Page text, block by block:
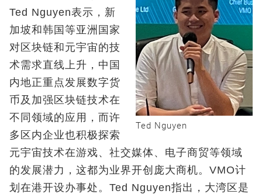
Ted Nguyen
Ted Nguyen表示，新
加坡和韩国等亚洲国家
对区块链和元宇宙的技
术需求直线上升，中国
内地正重点发展数字货
币及加强区块链技术在
不同领域的应用，而许
多区内企业也积极探索
元宇宙技术在游戏、社交媒体、电子商贸等领域
的发展潜力，这都为业界开创庞大商机。VMO计
划在港开设办事处。Ted Nguyen指出，大湾区是